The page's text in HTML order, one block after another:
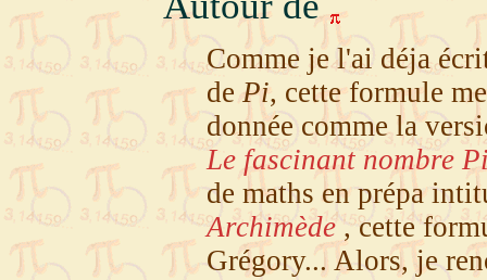
Comme je l'ai déja
de Pi, cette formule
donnée comme la
Le fascinant nombre
de maths en prépa
Archimède, cette
Grégory... Alors, je